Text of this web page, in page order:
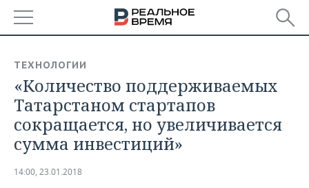
БАШКОРТОСТАН
ТАТАРСТАН
УДМУРТИЯ
НОВОСТИ
АНАЛИТИКА
НОВОСТИ АНАЛИТИКИ
ДЕКЛАРАЦИИ О ДОХОДАХ
ЭКОНОМИКА
НОВОСТИ ЭКОНОМИКИ
ПРОМЫШЛЕННОСТЬ
ТЕХНОЛОГИИ
«Количество поддерживаемых
Татарстаном стартапов
сокращается, но увеличивается
сумма инвестиций»
14:00, 23.01.2018